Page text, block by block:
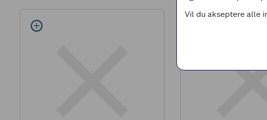
Vil du akseptere alle